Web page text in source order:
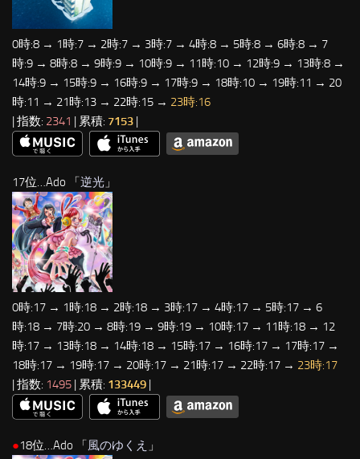
0時:8 → 1時:7 → 2時:7 → 3時:7 → 4時:8 → 5時:8 → 6時:8 → 7
時:9 → 8時:8 → 9時:9 → 10時:9 → 11時:10 → 12時:9 → 13時:8 →
14時:9 → 15時:9 → 16時:9 → 17時:9 → 18時:10 → 19時:11 → 20
時:11 → 21時:13 → 22時:15 → 23時:16
| 指数: 2341 | 累積: 7153 |
17位…Ado 「逆光 」
0時:17 → 1時:18 → 2時:18 → 3時:17 → 4時:17 → 5時:17 → 6
時:18 → 7時:20 → 8時:19 → 9時:19 → 10時:17 → 11時:18 → 12
時:17 → 13時:18 → 14時:18 → 15時:17 → 16時:17 → 17時:17 →
18時:17 → 19時:17 → 20時:17 → 21時:17 → 22時:17 → 23時:17
| 指数: 1495 | 累積: 133449 |
●18位…Ado 「風のゆくえ 」